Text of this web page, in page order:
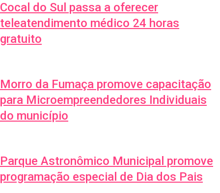
Cocal do Sul passa a oferecer
teleatendimento médico 24 horas
gratuito
Morro da Fumaça promove capacitação
para Microempreendedores Individuais
do município
Parque Astronômico Municipal promove
programação especial de Dia dos Pais